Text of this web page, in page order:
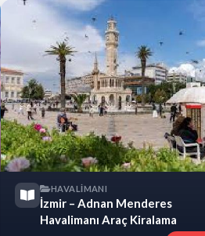
HAVALİMANI
İzmir – Adnan Menderes
Havalimanı Araç Kiralama